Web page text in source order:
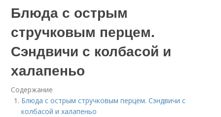
Блюда с острым
стручковым перцем.
Сэндвичи с колбасой и
халапеньо
Содержание
Блюда с острым стручковым перцем. Сэндвичи с
колбасой и халапеньо